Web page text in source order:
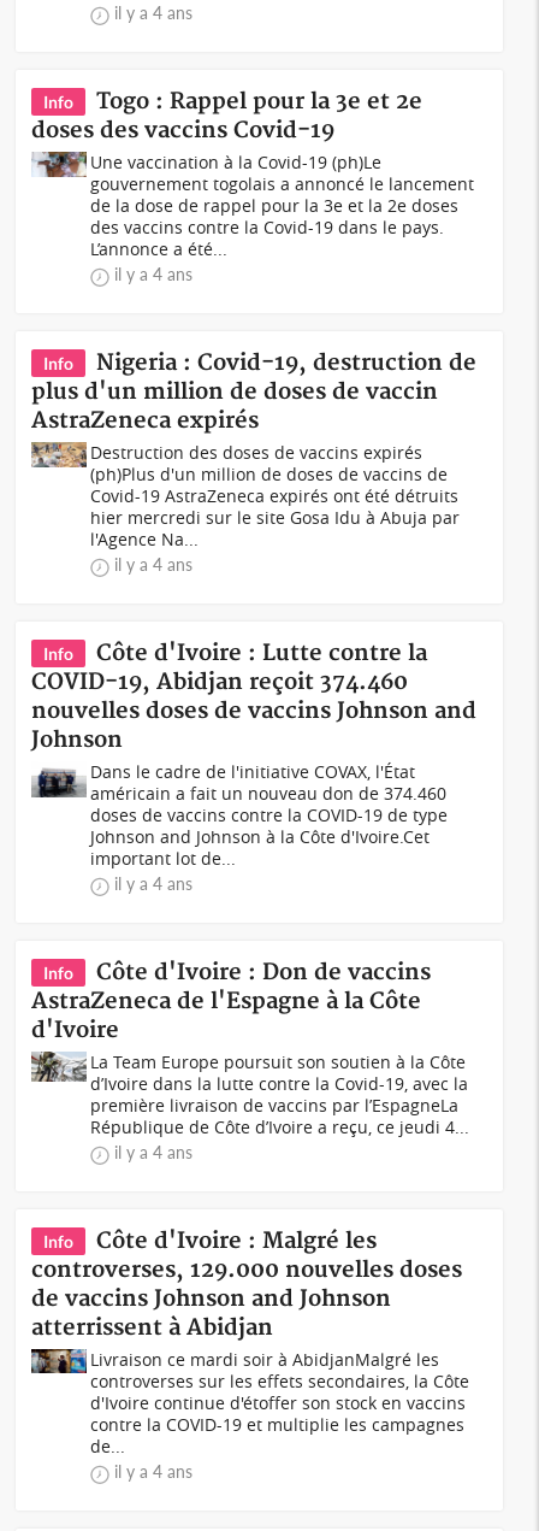
il y a 4 ans
Info
Togo : Rappel pour la 3e et 2e
doses des vaccins Covid-19
Une vaccination à la Covid-19 (ph)Le
gouvernement togolais a annoncé le lancement
de la dose de rappel pour la 3e et la 2e doses
des vaccins contre la Covid-19 dans le pays.
L’annonce a été...
il y a 4 ans
Info
Nigeria : Covid-19, destruction de
plus d'un million de doses de vaccin
AstraZeneca expirés
Destruction des doses de vaccins expirés
(ph)Plus d'un million de doses de vaccins de
Covid-19 AstraZeneca expirés ont été détruits
hier mercredi sur le site Gosa Idu à Abuja par
l'Agence Na...
il y a 4 ans
Info
Côte d'Ivoire : Lutte contre la
COVID-19, Abidjan reçoit 374.460
nouvelles doses de vaccins Johnson and
Johnson
Dans le cadre de l'initiative COVAX, l'État
américain a fait un nouveau don de 374.460
doses de vaccins contre la COVID-19 de type
Johnson and Johnson à la Côte d'Ivoire.Cet
important lot de...
il y a 4 ans
Info
Côte d'Ivoire : Don de vaccins
AstraZeneca de l'Espagne à la Côte
d'Ivoire
La Team Europe poursuit son soutien à la Côte
d’Ivoire dans la lutte contre la Covid-19, avec la
première livraison de vaccins par l’EspagneLa
République de Côte d’Ivoire a reçu, ce jeudi 4...
il y a 4 ans
Info
Côte d'Ivoire : Malgré les
controverses, 129.000 nouvelles doses
de vaccins Johnson and Johnson
atterrissent à Abidjan
Livraison ce mardi soir à AbidjanMalgré les
controverses sur les effets secondaires, la Côte
d'Ivoire continue d'étoffer son stock en vaccins
contre la COVID-19 et multiplie les campagnes
de...
il y a 4 ans